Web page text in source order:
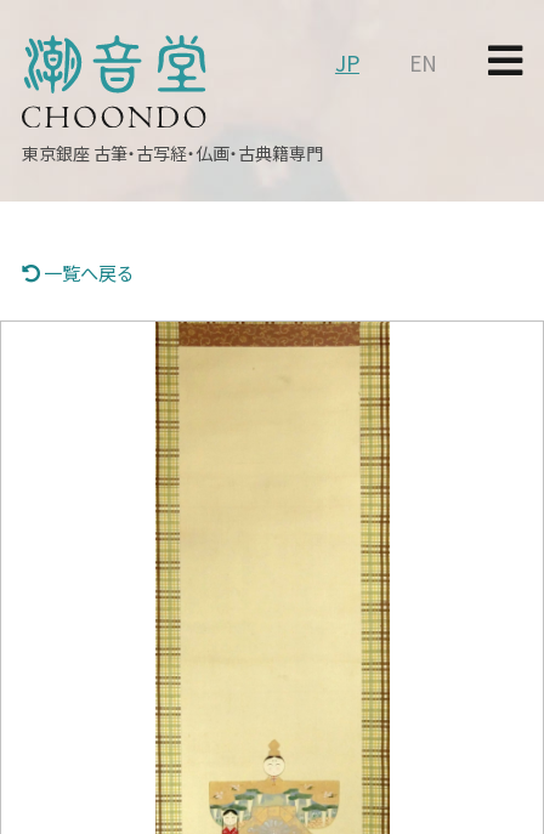
東京銀座 古筆・古写経・仏画・古典籍専門
JP EN
一覧へ戻る